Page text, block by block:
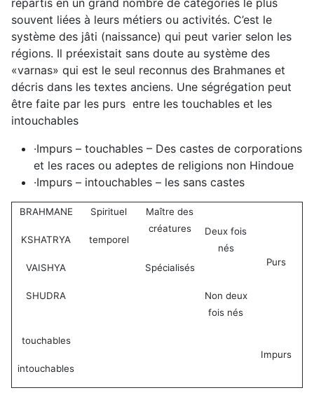
souvent liées à leurs métiers ou activités. C’est le
système des jâti (naissance) qui peut varier selon les
régions. Il préexistait sans doute au système des
«varnas» qui est le seul reconnus des Brahmanes et
décris dans les textes anciens. Une ségrégation peut
être faite par les purs entre les touchables et les
intouchables
·Impurs – touchables – Des castes de corporations
et les races ou adeptes de religions non Hindoue
·Impurs – intouchables – les sans castes
BRAHMANE Spirituel
Maître des
créatures
Deux fois
nés
Purs
KSHATRYA temporel
VAISHYA Spécialisés
SHUDRA
Non deux
fois nés
touchables
Impurs
intouchables